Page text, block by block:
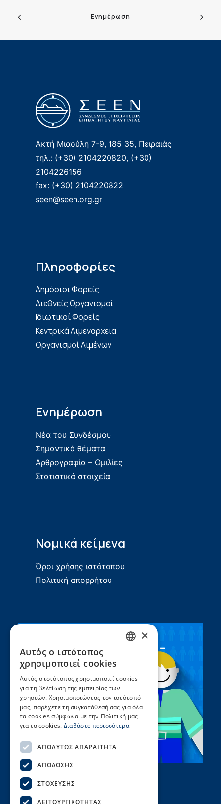
Ενημέρωση
Ακτή Μιαούλη 7-9, 185 35, Πειραιάς
τηλ.: (+30) 2104220820, (+30)
2104226156
fax: (+30) 2104220822
seen@seen.org.gr
Πληροφορίες
Δημόσιοι Φορείς
Διεθνείς Οργανισμοί
Ιδιωτικοί Φορείς
Κεντρικά Λιμεναρχεία
Οργανισμοί Λιμένων
Ενημέρωση
Νέα του Συνδέσμου
Σημαντικά θέματα
Αρθρογραφία – Ομιλίες
Στατιστικά στοιχεία
Νομικά κείμενα
Όροι χρήσης ιστότοπου
Πολιτική απορρήτου
Συνεργασία ΣEEN –
UNICEF
×
Αυτός ο ιστότοπος
χρησιμοποιεί cookies
Αυτός ο ιστότοπος χρησιμοποιεί cookies
για τη βελτίωση της εμπειρίας των
χρηστών. Χρησιμοποιώντας τον ιστότοπό
μας, παρέχετε τη συγκατάθεσή σας για όλα
τα cookies σύμφωνα με την Πολιτική μας
για τα cookies. Διαβάστε περισσότερα
ΑΠΟΛΎΤΩΣ ΑΠΑΡΑΊΤΗΤΑ
ΑΠΌΔΟΣΗΣ
ΣΤΌΧΕΥΣΗΣ
ΛΕΙΤΟΥΡΓΙΚΌΤΗΤΑΣ